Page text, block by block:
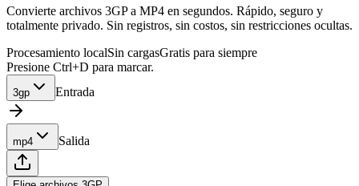
Convierte archivos 3GP a MP4 en segundos. Rápido, seguro y
totalmente privado. Sin registros, sin costos, sin restricciones ocultas.
Procesamiento localSin cargasGratis para siempre
Presione Ctrl+D para marcar.
3gp Entrada
mp4 Salida